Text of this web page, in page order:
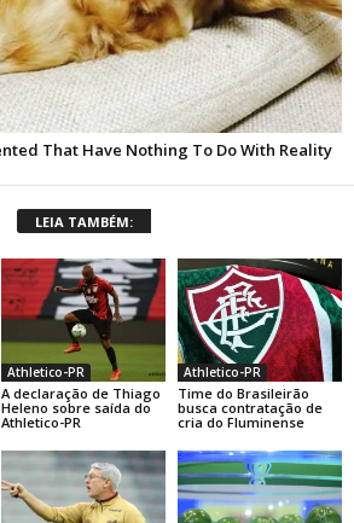
LEIA TAMBÉM:
Athletico-PR
A declaração de Thiago
Heleno sobre saída do
Athletico-PR
Athletico-PR
Time do Brasileirão
busca contratação de
cria do Fluminense